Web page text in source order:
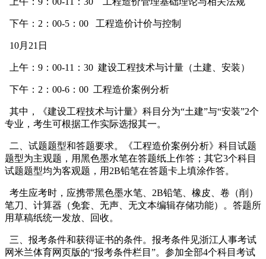
下午：2：00-5：00 工程造价计价与控制
10月21日
上午：9：00-11：30 建设工程技术与计量（土建、安装）
下午：2：00-6：00 工程造价案例分析
其中，《建设工程技术与计量》科目分为“土建”与“安装”2个
专业，考生可根据工作实际选报其一。
二、试题题型和答题要求。《工程造价案例分析》科目试题
题型为主观题，用黑色墨水笔在答题纸上作答；其它3个科目
试题题型均为客观题，用2B铅笔在答题卡上填涂作答。
考生应考时，应携带黑色墨水笔、2B铅笔、橡皮、卷（削）
笔刀、计算器（免套、无声、无文本编辑存储功能）。答题所
用草稿纸统一发放、回收。
三、报考条件和获得证书的条件。报考条件见浙江人事考试
网米兰体育网页版的“报考条件栏目”。参加全部4个科目考试